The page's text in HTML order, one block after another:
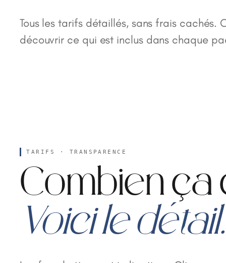
Tous les tarifs détaillés, sans frais
découvrir ce qui est inclus dans chaque
TARIFS · TRANSPARENCE
Combien ça
Voici le détail.